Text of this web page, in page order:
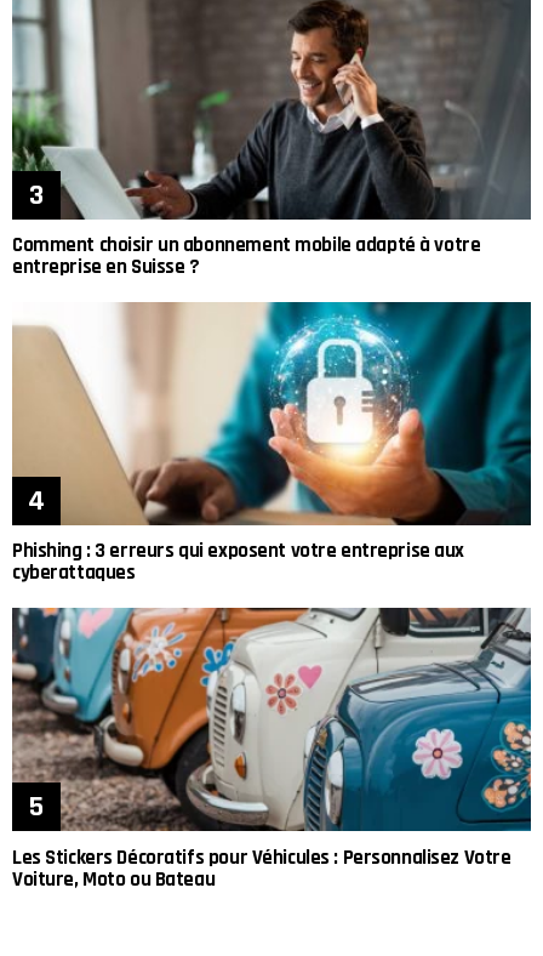
Comment choisir un abonnement mobile adapté à votre
entreprise en Suisse ?
Phishing : 3 erreurs qui exposent votre entreprise aux
cyberattaques
Les Stickers Décoratifs pour Véhicules : Personnalisez Votre
Voiture, Moto ou Bateau